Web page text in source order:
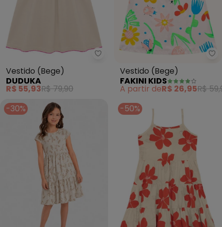
Duduka - Vestido (Bege)
Vestido (Bege)
DUDUKA
R$ 55,93R$ 79,90
Vestido (Bege)
FAKINI KIDS
A partir deR$ 26,95R$
-30%
-50%